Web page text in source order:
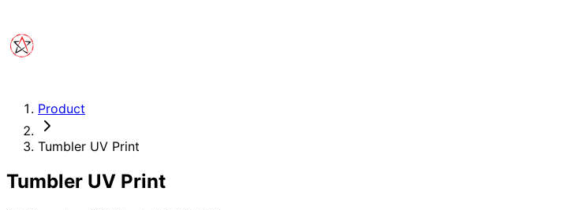
Product
Tumbler UV Print
Tumbler UV Print